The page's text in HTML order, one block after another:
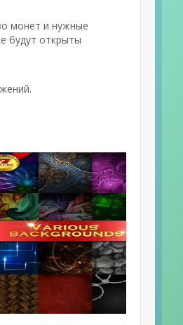
монет и нужные
будут открыты